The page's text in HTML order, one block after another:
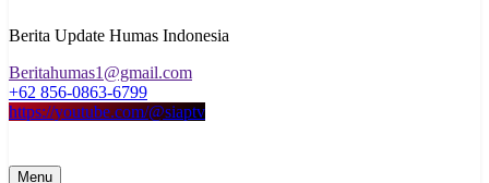
Berita Update Humas Indonesia
Beritahumas1@gmail.com
+62 856-0863-6799
https://youtube.com/@siaptv
Menu